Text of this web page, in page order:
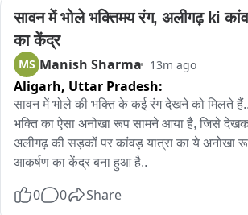
क्षेत्राधिकारी ज्ञानेश कुमार के निर्देश पर टीम मौके
बांस के सहारे ग्रामीणों की मदद से करीब एक घंटे
मगरमच्छ को सुरक्षित पकड़ लिया। वन विभाग के
मगरमच्छ करीब 5 फीट लंबा मादा मगरमच्छ है, जिसे
में सुरक्षित छोड़ दिया गया। वन विभाग ने ग्रामीणों से
दिखाई देने पर तत्काल सूचना देने की अपील की है।
कोतवाली क्षेत्र के भरौली गांव का है।
सावन में भोले भक्तिमय रंग, अलीगढ़ ki
का केंद्र
MS Manish Sharma 13m ago
Aligarh, Uttar Pradesh:
सावन में भोले की भक्ति के कई रंग देखने को मिलते
भक्ति का ऐसा अनोखा रूप सामने आया है, जिसे
अलीगढ़ की सड़कों पर कांवड़ यात्रा का ये अनोखा
आकर्षण का केंद्र बना हुआ है..
0 0 Share